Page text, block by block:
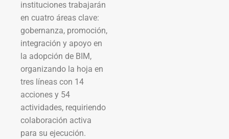
instituciones trabajarán
en cuatro áreas clave:
gobernanza, promoción,
integración y apoyo en
la adopción de BIM,
organizando la hoja en
tres líneas con 14
acciones y 54
actividades, requiriendo
colaboración activa
para su ejecución.